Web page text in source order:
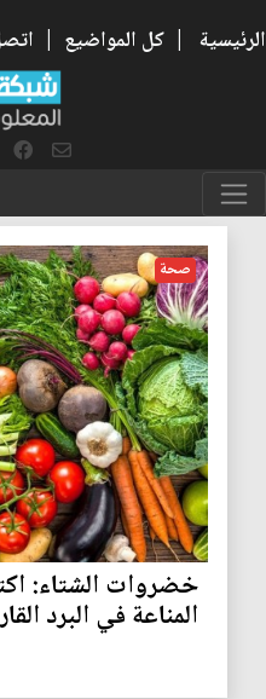
الرئيسية | كل المواضيع |
صحة
خضروات الشتاء:
المناعة في البرد